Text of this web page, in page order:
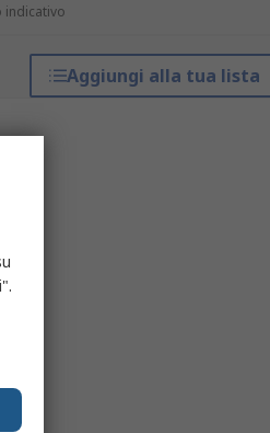
indicativo
Aggiungi alla tua lista